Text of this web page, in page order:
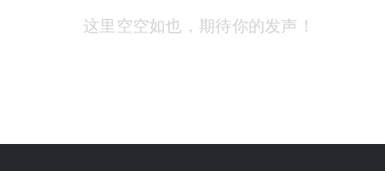
这里空空如也，期待你的发声！